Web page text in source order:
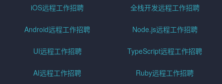
iOS远程工作招聘 全栈开发远程工作招聘
Android远程工作招聘 Node.js远程工作招聘
UI远程工作招聘 TypeScript远程工作招聘
AI远程工作招聘 Ruby远程工作招聘